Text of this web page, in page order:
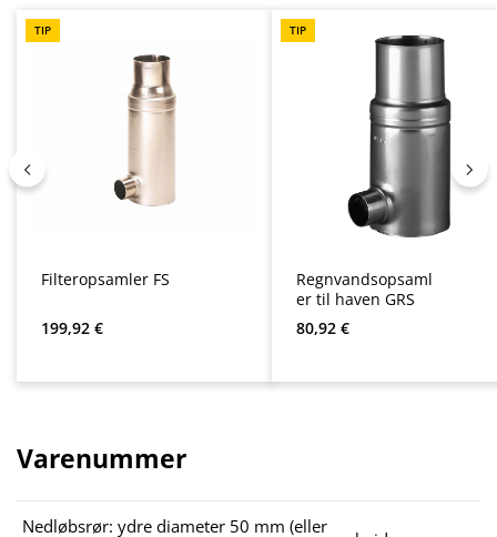
TIP
Filteropsamler FS
Almindelig pris:
199,92 €
TIP
Regnvandsopsaml
er til haven GRS
Almindelig pris:
80,92 €
Varenummer
Nedløbsrør: ydre diameter 50 mm (eller